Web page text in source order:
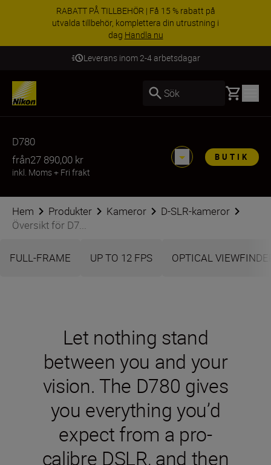
RABATT PÅ TILLBEHÖR | Få 15 % rabatt på
utvalda tillbehör, komplettera din utrustning i
dag Handla nu
Leverans inom 2-4 arbetsdagar
Sök Basket
D780
från27 890,00 kr
inkl. Moms+ Fri frakt
BUTIK
Hem Produkter Kameror
D-SLR-kameror
Översikt för D7...
FULL-FRAME UP TO 12 FPS OPTICAL
Let nothing stand
between you and your
vision. The D780 gives
you everything you’d
expect from a pro-
calibre DSLR, and then